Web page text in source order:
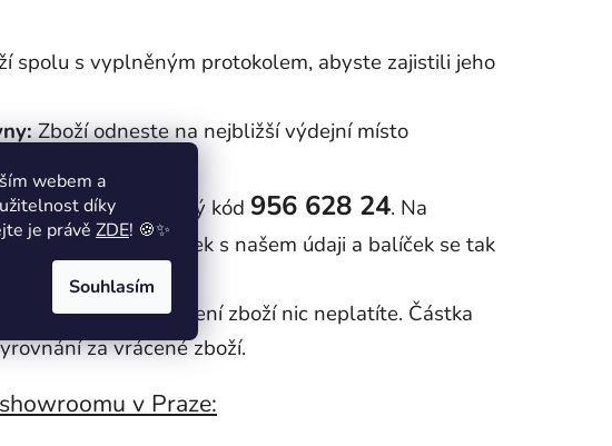
webem a
díky
je právě ZDE! 🍪✨
Souhlasím
spolu s vyplněným protokolem, abyste zajistili jeho
Zboží odneste na nejbližší výdejní místo
napsat vratkový kód 956 628 24. Na
vytisknout štítek s našem údaji a balíček se tak
Zásilkovny za vrácení zboží nic neplatíte. Částka
za vrácené zboží.
v Praze: